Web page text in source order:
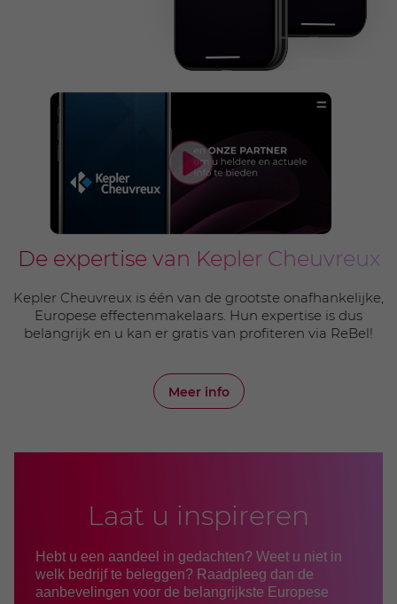
De expertise van Kepler Cheuvreux
Kepler Cheuvreux is één van de grootste onafhankelijke,
Europese effectenmakelaars. Hun expertise is dus
belangrijk en u kan er gratis van profiteren via ReBel!
Meer info
Laat u inspireren
Hebt u een aandeel in gedachten? Weet u niet in
welk bedrijf te beleggen? Raadpleeg dan de
aanbevelingen voor de belangrijkste Europese